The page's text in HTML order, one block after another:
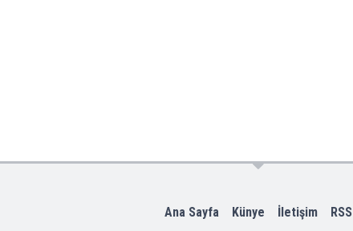
Ana Sayfa Künye İletişim RSS